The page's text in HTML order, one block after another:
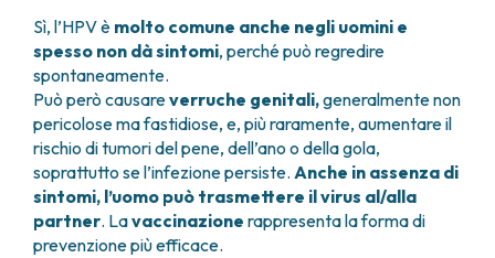
Sì, l’HPV è molto comune anche negli uomini e
spesso non dà sintomi, perché può regredire
spontaneamente.
Può però causareverruche genitali,generalmente non
pericolose ma fastidiose, e, più raramente, aumentare il
rischio di tumori del pene, dell’ano o della gola,
soprattutto se l’infezione persiste. Anche in assenza di
sintomi, l’uomo può trasmettere il virus al/alla
partner. Lavaccinazione rappresenta la forma di
prevenzione più efficace.